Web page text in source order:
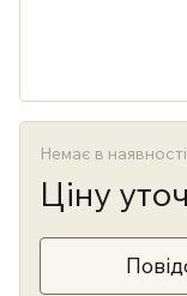
Немає в наявності
Ціну